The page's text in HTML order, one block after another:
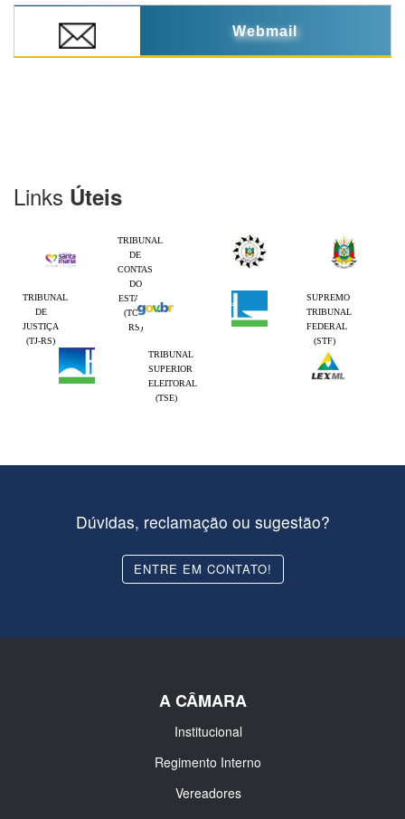
Webmail
Links Úteis
TRIBUNAL
DE
CONTAS
DO
ESTADO
(TCE-
RS)
TRIBUNAL
DE
JUSTIÇA
(TJ-RS)
SUPREMO
TRIBUNAL
FEDERAL
(STF)
TRIBUNAL
SUPERIOR
ELEITORAL
(TSE)
Dúvidas, reclamação ou sugestão?
ENTRE EM CONTATO!
A CÂMARA
Institucional
Regimento Interno
Vereadores